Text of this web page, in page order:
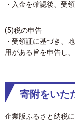
・入金を確認後、受
(5)税の申告
・受領証に基づき、
用がある旨を申告し
寄附をいた
企業版ふるさと納税